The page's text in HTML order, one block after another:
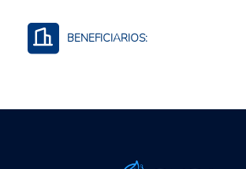
Producción de insumos agropecuarios
Uso o consumo de insumos
BENEFICIARIOS: